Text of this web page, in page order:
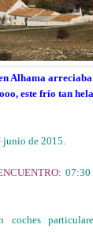
Alhama
este frío tan
junio de 2015.
coches